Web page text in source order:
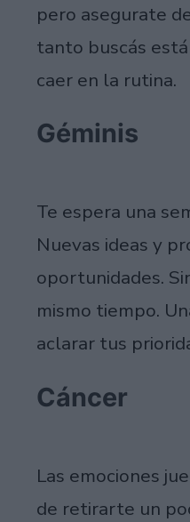
pero asegurate
tanto buscás
caer en la rutina.
Géminis
Te espera una
Nuevas ideas y
oportunidades.
mismo tiempo.
aclarar tus
Cáncer
Las emociones
de retirarte un